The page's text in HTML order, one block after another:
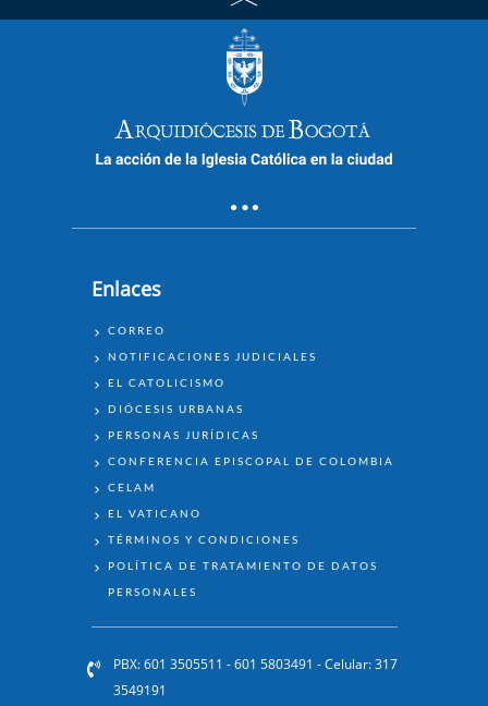
Enlaces
ENLACES
CORREO
NOTIFICACIONES JUDICIALES
EL CATOLICISMO
DIÓCESIS URBANAS
PERSONAS JURÍDICAS
CONFERENCIA EPISCOPAL DE COLOMBIA
CELAM
EL VATICANO
TÉRMINOS Y CONDICIONES
POLÍTICA DE TRATAMIENTO DE DATOS
PERSONALES
PBX: 601 3505511 - 601 5803491 - Celular: 317
3549191